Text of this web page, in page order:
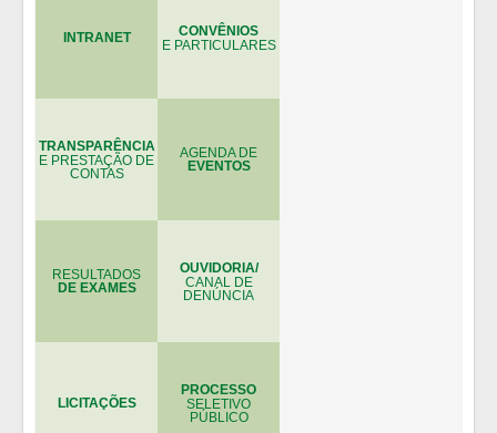
INTRANET CONVÊNIOS
E PARTICULARES
TRANSPARÊNCIA
E PRESTAÇÃO DE
CONTAS
AGENDA DE
EVENTOS
RESULTADOS
DE EXAMES
OUVIDORIA/
CANAL DE
DENÚNCIA
LICITAÇÕES
PROCESSO
SELETIVO
PÚBLICO